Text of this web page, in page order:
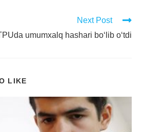
Next Post
umumxalq hashari bo‘lib o‘tdi
LIKE